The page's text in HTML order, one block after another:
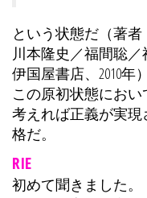
という状態だ（著
川本隆史／福間聡
伊国屋書店、2010年
この原初状態にお
考えれば正義が実
格だ。
RIE
初めて聞きました。